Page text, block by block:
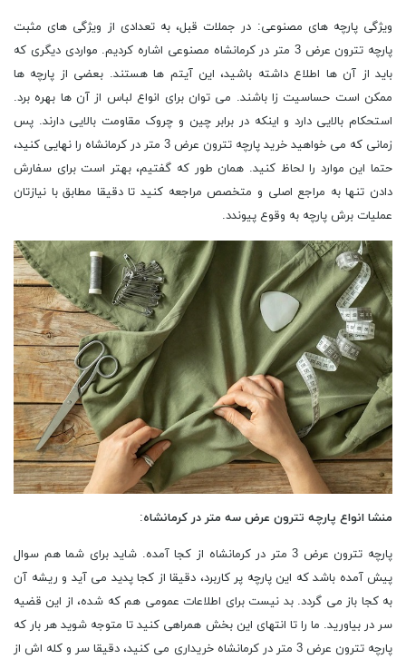
ویژگی پارچه های مصنوعی: در جملات قبل، به تعدادی از ویژگی های مثبت
پارچه تترون عرض 3 متر در کرمانشاه مصنوعی اشاره کردیم. مواردی دیگری که
باید از آن ها اطلاع داشته باشید، این آیتم ها هستند. بعضی از پارچه ها
ممکن است حساسیت زا باشند. می توان برای انواع لباس از آن ها بهره برد.
استحکام بالایی دارد و اینکه در برابر چین و چروک مقاومت بالایی دارند. پس
زمانی که می خواهید خرید پارچه تترون عرض 3 متر در کرمانشاه را نهایی کنید،
حتما این موارد را لحاظ کنید. همان طور که گفتیم، بهتر است برای سفارش
دادن تنها به مراجع اصلی و متخصص مراجعه کنید تا دقیقا مطابق با نیازتان
عملیات برش پارچه به وقوع پیوندد.
منشا انواع پارچه تترون عرض سه متر در کرمانشاه:
پارچه تترون عرض 3 متر در کرمانشاه از کجا آمده. شاید برای شما هم سوال
پیش آمده باشد که این پارچه پر کاربرد، دقیقا از کجا پدید می آید و ریشه آن
به کجا باز می گردد. بد نیست برای اطلاعات عمومی هم که شده، از این قضیه
سر در بیاورید. ما را تا انتهای این بخش همراهی کنید تا متوجه شوید هر بار که
پارچه تترون عرض 3 متر در کرمانشاه خریداری می کنید، دقیقا سر و کله اش از